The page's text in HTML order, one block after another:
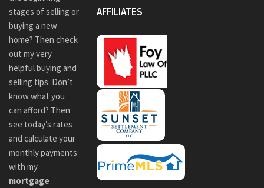
stages of selling or
buying a new
home? Then check
out my very
helpful buying and
selling tips. Don’t
know what you
can afford? Then
see today’s rates
and calculate your
monthly payments
with my
mortgage
AFFILIATES